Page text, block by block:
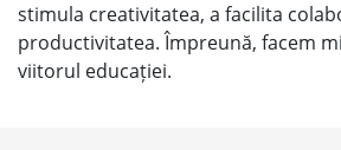
stimula creativitatea, a facilita
productivitatea. Împreună, facem
viitorul educației.